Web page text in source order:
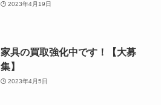
2023年4月19日
家具の買取強化中です！【大募
集】
2023年4月5日